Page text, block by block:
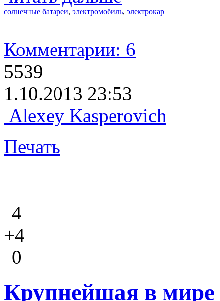
солнечные батареи, электромобиль, электрокар
Комментарии: 6
5539
1.10.2013 23:53
Alexey Kasperovich
Печать
4
+4
0
Крупнейшая в мире